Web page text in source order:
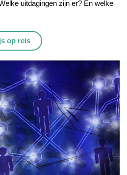
uitdagingen zijn er? En welke
op reis